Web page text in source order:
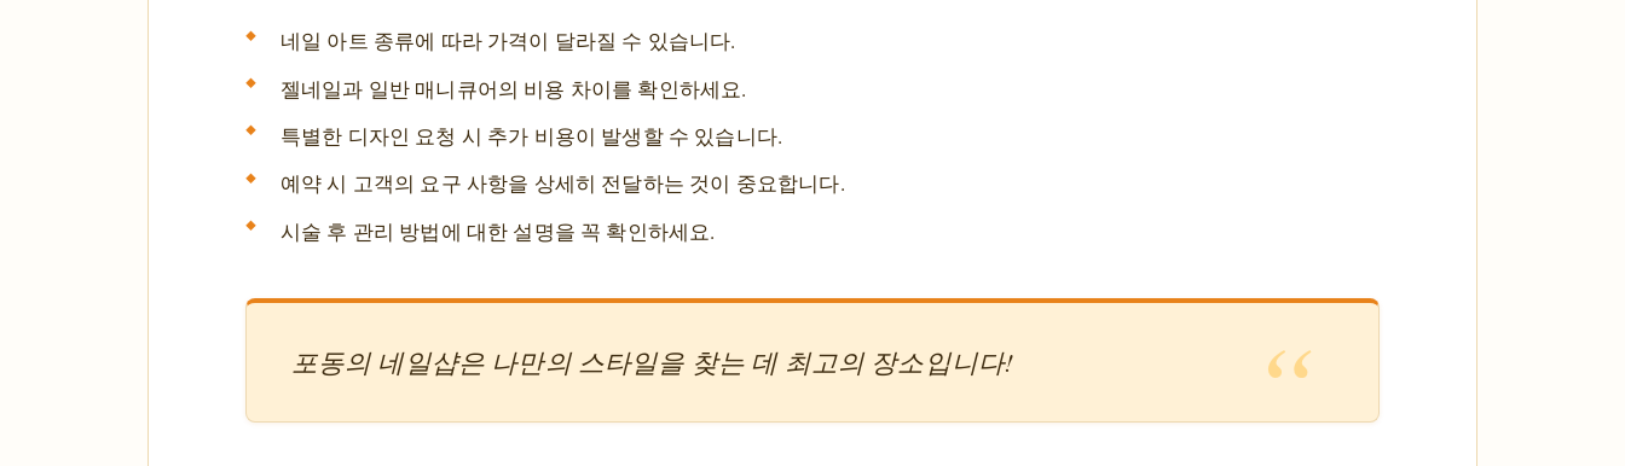
네일 아트 종류에 따라 가격이 달라질 수 있습니다.
젤네일과 일반 매니큐어의 비용 차이를 확인하세요.
특별한 디자인 요청 시 추가 비용이 발생할 수 있습니다.
예약 시 고객의 요구 사항을 상세히 전달하는 것이 중요합니다.
시술 후 관리 방법에 대한 설명을 꼭 확인하세요.
포동의 네일샵은 나만의 스타일을 찾는 데 최고의 장소입니다!